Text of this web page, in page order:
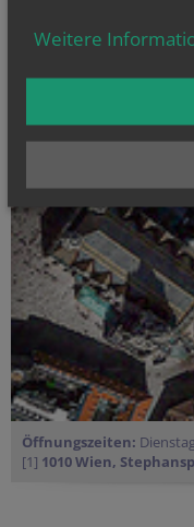
PfarrCaritas und
Öffnungszeiten:
[1] 1010 Wien,
Weitere